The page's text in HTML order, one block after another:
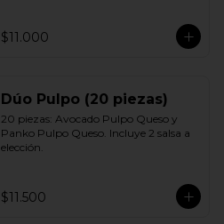
$11.000
Dúo Pulpo (20 piezas)
20 piezas: Avocado Pulpo Queso y
Panko Pulpo Queso. Incluye 2 salsa a
elección.
$11.500